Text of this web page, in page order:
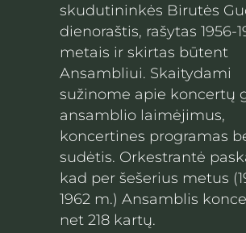
skudutininkės Birutės
dienoraštis, rašytas 1956-
metais ir skirtas būtent
Ansambliui. Skaitydami
sužinome apie koncertų
ansamblio laimėjimus,
koncertines programas
sudėtis. Orkestrantė
kad per šešerius metus
1962 m.) Ansamblis
net 218 kartų.